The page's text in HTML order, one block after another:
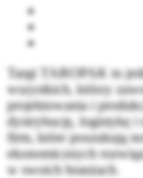
Targi TAROPAK to
wszystkich, którzy
projektowania i
dystrybucję, logistykę i
firm, które poszukują
ekonomicznych
w swoich branżach.